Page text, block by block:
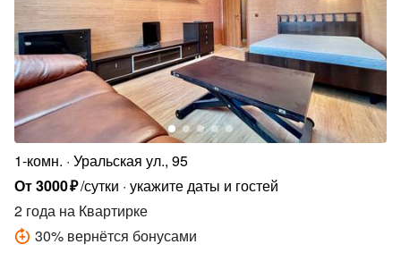
1-комн. Уральская ул., 95
От3000₽/сутки укажите даты и гостей
2 года на Квартирке
30% вернётся бонусами